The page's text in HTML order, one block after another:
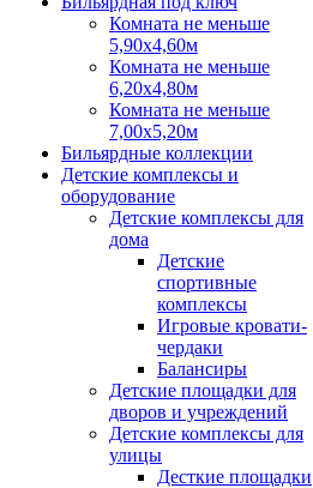
Комната не меньше
5,90х4,60м
Комната не меньше
6,20х4,80м
Комната не меньше
7,00х5,20м
Бильярдные коллекции
Детские комплексы и
оборудование
Детские комплексы для
дома
Детские
спортивные
комплексы
Игровые кровати-
чердаки
Балансиры
Детские площадки для
дворов и учреждений
Детские комплексы для
улицы
Десткие площадки